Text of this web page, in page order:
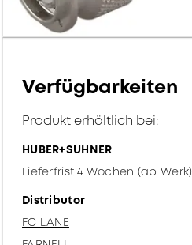
Verfügbarkeiten
Produkt erhältlich bei:
HUBER+SUHNER
Lieferfrist 4 Wochen (ab Werk)
Distributor
FC LANE